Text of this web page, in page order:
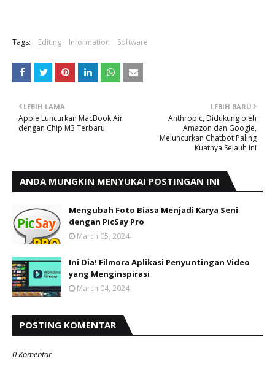
Tags: Editing Information Software
LEBIH BARU
Anthropic, Didukung oleh
Amazon dan Google,
Meluncurkan Chatbot Paling
Kuatnya Sejauh Ini
LEBIH LAMA
Apple Luncurkan MacBook Air
dengan Chip M3 Terbaru
ANDA MUNGKIN MENYUKAI POSTINGAN INI
Mengubah Foto Biasa Menjadi Karya Seni
dengan PicSay Pro
March 05, 2024
Ini Dia! Filmora Aplikasi Penyuntingan Video
yang Menginspirasi
March 04, 2024
POSTING KOMENTAR
0 Komentar